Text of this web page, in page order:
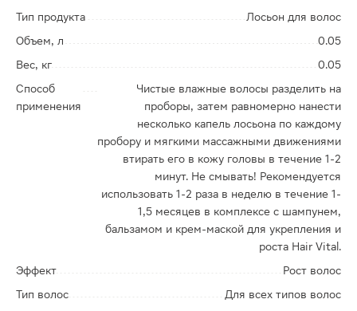
Тип продукта
Лосьон для волос
Объем, л
0.05
Вес, кг
0.05
Способ
применения
Чистые влажные волосы разделить на
проборы, затем равномерно нанести
несколько капель лосьона по каждому
пробору и мягкими массажными движениями
втирать его в кожу головы в течение 1-2
минут. Не смывать! Рекомендуется
использовать 1-2 раза в неделю в течение 1-
1,5 месяцев в комплексе с шампунем,
бальзамом и крем-маской для укрепления и
роста Hair Vital.
Эффект
Рост волос
Тип волос
Для всех типов волос